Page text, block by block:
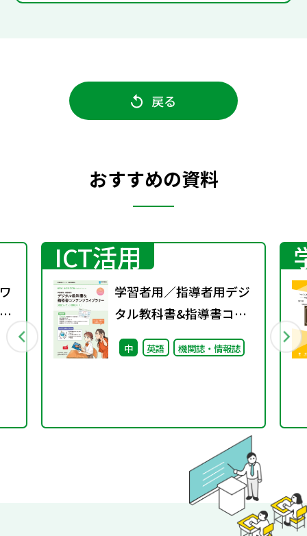
戻る
おすすめの資料
ICT活用
学習者用／指導者用デジ
タル教科書&指導書コン
テンツライブラリー 収
録コンテンツ活用ガイド
中 英語 機関誌・情報誌